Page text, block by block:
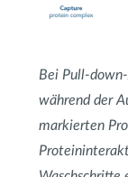
Bei Pull-
während der
markierten